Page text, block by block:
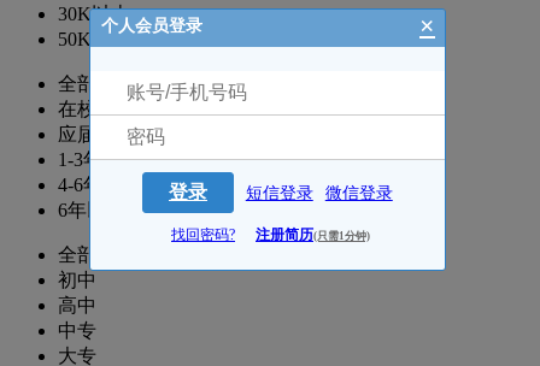
30K以上
50K以上
全部
在校生
应届生
1-3年
4-6年
6年以上
全部
初中
高中
中专
大专
个人会员登录 ×
登录 短信登录 微信登录
找回密码? 注册简历(只需1分钟)